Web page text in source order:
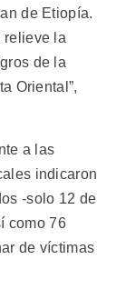
de Etiopía.
relieve la
de la
Oriental”,
a las
indicaron
-solo 12 de
como 76
de víctimas